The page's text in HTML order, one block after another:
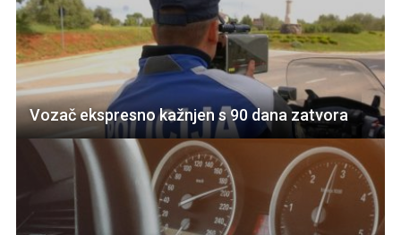
Vozač ekspresno kažnjen s 90 dana zatvora